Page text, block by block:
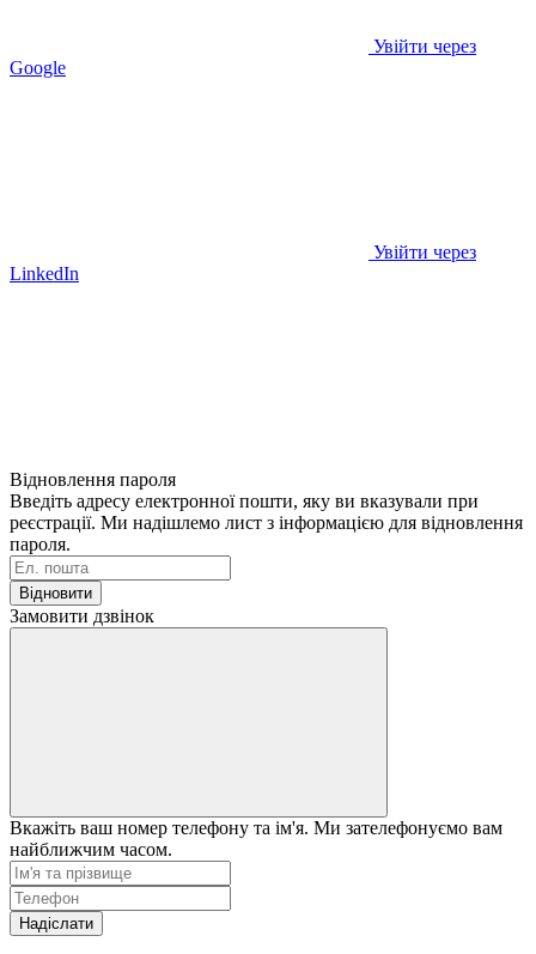
Увійти через
Google
Увійти через
LinkedIn
Відновлення пароля
Введіть адресу електронної пошти, яку ви вказували при
реєстрації. Ми надішлемо лист з інформацією для відновлення
пароля.
Відновити
Замовити дзвінок
Вкажіть ваш номер телефону та ім'я. Ми зателефонуємо вам
найближчим часом.
Надіслати